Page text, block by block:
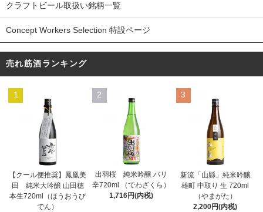
クラフトビール取扱い銘柄一覧
Concept Workers Selection 特設ページ
売れ筋酒ランキング
1
【クール便推奨】鳳凰美
田 純米大吟醸 山田穂
本生720ml（ほうおうび
でん）
2
出羽桜 純米吟醸 バリ
辛720ml （でわざくら）
1,716円(内税)
3
新流「山縣」純米吟醸
雄町 中取り 生 720ml
（やまがた）
2,200円(内税)